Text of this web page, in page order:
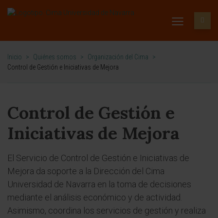
Inicio > Quiénes somos > Organización del Cima
>
Control de Gestión e Iniciativas de Mejora
Control de Gestión e
Iniciativas de Mejora
El Servicio de Control de Gestión e Iniciativas de
Mejora da soporte a la Dirección del Cima
Universidad de Navarra en la toma de decisiones
mediante el análisis económico y de actividad.
Asimismo, coordina los servicios de gestión y realiza